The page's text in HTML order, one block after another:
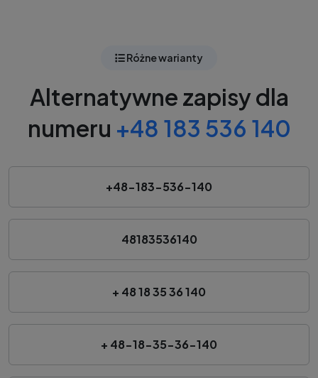
Różne warianty
Alternatywne zapisy dla
numeru +48 183 536 140
+48-183-536-140
48183536140
+ 48 18 35 36 140
+ 48-18-35-36-140